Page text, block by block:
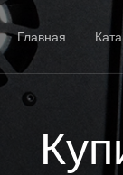
Главная